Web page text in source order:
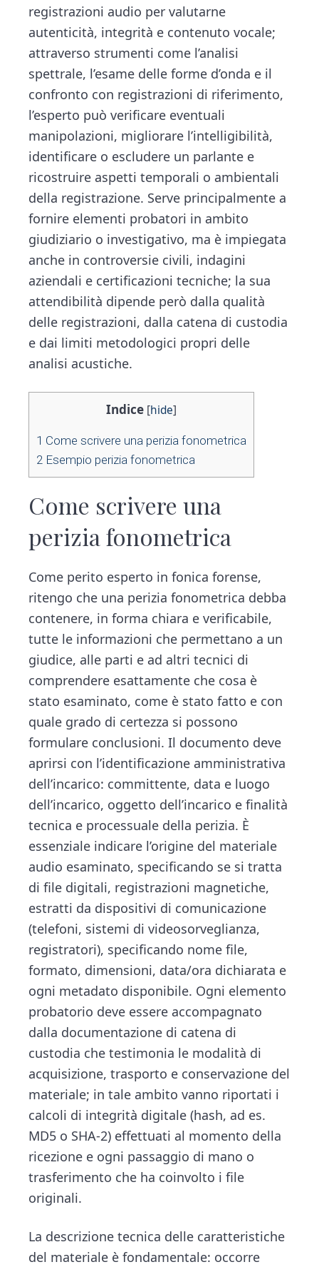
o
ok
n
vi
di
registrazioni audio per valutarne
autenticità, integrità e contenuto vocale;
attraverso strumenti come l’analisi
spettrale, l’esame delle forme d’onda e il
confronto con registrazioni di riferimento,
l’esperto può verificare eventuali
manipolazioni, migliorare l’intelligibilità,
identificare o escludere un parlante e
ricostruire aspetti temporali o ambientali
della registrazione. Serve principalmente a
fornire elementi probatori in ambito
giudiziario o investigativo, ma è impiegata
anche in controversie civili, indagini
aziendali e certificazioni tecniche; la sua
attendibilità dipende però dalla qualità
delle registrazioni, dalla catena di custodia
e dai limiti metodologici propri delle
analisi acustiche.
Indice [hide]
1 Come scrivere una perizia fonometrica
2 Esempio perizia fonometrica
Come scrivere una
perizia fonometrica
Come perito esperto in fonica forense,
ritengo che una perizia fonometrica debba
contenere, in forma chiara e verificabile,
tutte le informazioni che permettano a un
giudice, alle parti e ad altri tecnici di
comprendere esattamente che cosa è
stato esaminato, come è stato fatto e con
quale grado di certezza si possono
formulare conclusioni. Il documento deve
aprirsi con l’identificazione amministrativa
dell’incarico: committente, data e luogo
dell’incarico, oggetto dell’incarico e finalità
tecnica e processuale della perizia. È
essenziale indicare l’origine del materiale
audio esaminato, specificando se si tratta
di file digitali, registrazioni magnetiche,
estratti da dispositivi di comunicazione
(telefoni, sistemi di videosorveglianza,
registratori), specificando nome file,
formato, dimensioni, data/ora dichiarata e
ogni metadato disponibile. Ogni elemento
probatorio deve essere accompagnato
dalla documentazione di catena di
custodia che testimonia le modalità di
acquisizione, trasporto e conservazione del
materiale; in tale ambito vanno riportati i
calcoli di integrità digitale (hash, ad es.
MD5 o SHA-2) effettuati al momento della
ricezione e ogni passaggio di mano o
trasferimento che ha coinvolto i file
originali.
La descrizione tecnica delle caratteristiche
del materiale è fondamentale: occorre